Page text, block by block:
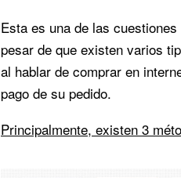
Esta es una de las
pesar de que existen varios
al hablar de comprar en
pago de su pedido.
Principalmente, existen 3